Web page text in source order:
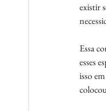
existir
Essa
esses
isso